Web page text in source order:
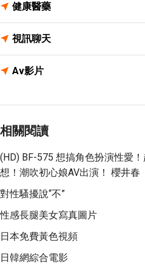
健康醫藥
視訊聊天
Av影片
相關閱讀
(HD) BF-575 想搞角色扮演性愛
想！潮吹初心娘AV出演！ 櫻井春
對性騷擾說“不”
性感長腿美女寫真圖片
日本免費黃色視頻
日韓網綜合電影